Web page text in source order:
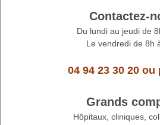
Contactez-
Du lundi au jeudi de
Le vendredi de 8h
04 94 23 30 20ou
Grands
Hôpitaux, cliniques,